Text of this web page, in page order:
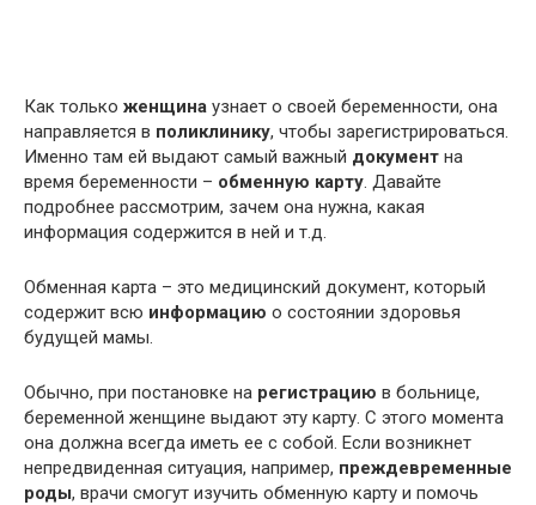
Как только женщина узнает о своей беременности, она
направляется в поликлинику, чтобы зарегистрироваться.
Именно там ей выдают самый важный документ на
время беременности – обменную карту. Давайте
подробнее рассмотрим, зачем она нужна, какая
информация содержится в ней и т.д.
Обменная карта – это медицинский документ, который
содержит всю информацию о состоянии здоровья
будущей мамы.
Обычно, при постановке на регистрацию в больнице,
беременной женщине выдают эту карту. С этого момента
она должна всегда иметь ее с собой. Если возникнет
непредвиденная ситуация, например, преждевременные
роды, врачи смогут изучить обменную карту и помочь